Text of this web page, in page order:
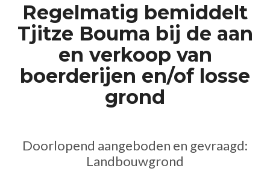
Regelmatig bemiddelt
Tjitze Bouma bij de aan
en verkoop van
boerderijen en/of losse
grond
Doorlopend aangeboden en gevraagd:
Landbouwgrond